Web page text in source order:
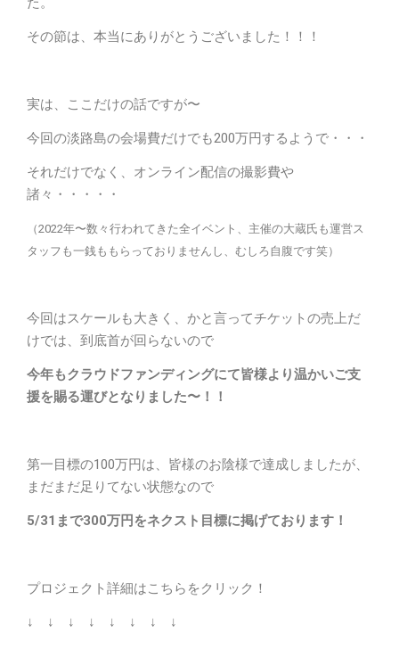
その節は、本当にありがとうございました！！！
実は、ここだけの話ですが〜
今回の淡路島の会場費だけでも200万円するようで・・・
それだけでなく、オンライン配信の撮影費や
諸々・・・・・
（2022年〜数々行われてきた全イベント、主催の大蔵氏も運営ス
タッフも一銭ももらっておりませんし、むしろ自腹です笑）
今回はスケールも大きく、かと言ってチケットの売上だ
けでは、到底首が回らないので
今年もクラウドファンディングにて皆様より温かいご支
援を賜る運びとなりました〜！！
第一目標の100万円は、皆様のお陰様で達成しましたが、
まだまだ足りてない状態なので
5/31まで300万円をネクスト目標に掲げております！
プロジェクト詳細はこちらをクリック！
↓ ↓ ↓ ↓ ↓ ↓ ↓ ↓